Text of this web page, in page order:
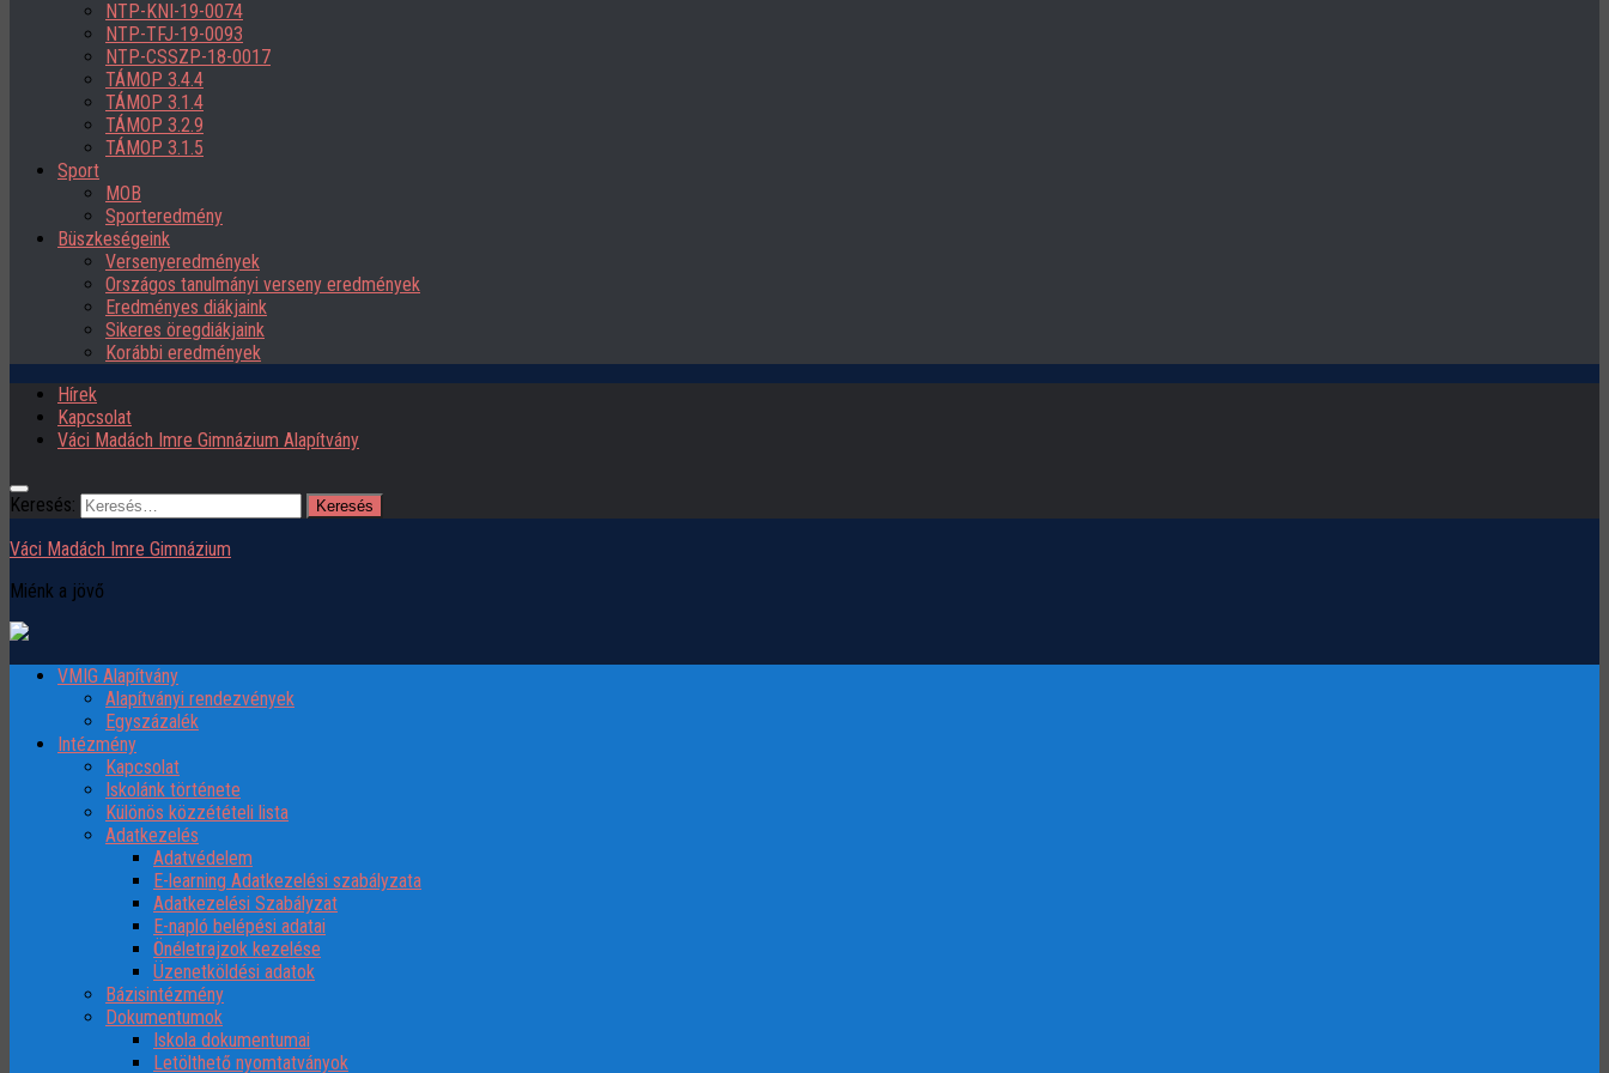
NTP-KNI-19-0074
NTP-TFJ-19-0093
NTP-CSSZP-18-0017
TÁMOP 3.4.4
TÁMOP 3.1.4
TÁMOP 3.2.9
TÁMOP 3.1.5
Sport
MOB
Sporteredmény
Büszkeségeink
Versenyeredmények
Országos tanulmányi verseny eredmények
Eredményes diákjaink
Sikeres öregdiákjaink
Korábbi eredmények
Hírek
Kapcsolat
Váci Madách Imre Gimnázium Alapítvány
Keresés:
Váci Madách Imre Gimnázium
Miénk a jövő
VMIG Alapítvány
Alapítványi rendezvények
Egyszázalék
Intézmény
Kapcsolat
Iskolánk története
Különös közzétételi lista
Adatkezelés
Adatvédelem
E-learning Adatkezelési szabályzata
Adatkezelési Szabályzat
E-napló belépési adatai
Önéletrajzok kezelése
Üzenetköldési adatok
Bázisintézmény
Dokumentumok
Iskola dokumentumai
Letölthető nyomtatványok